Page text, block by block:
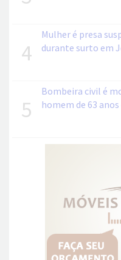
4
Mulher é presa
durante surto em
5
Bombeira civil é
homem de 63